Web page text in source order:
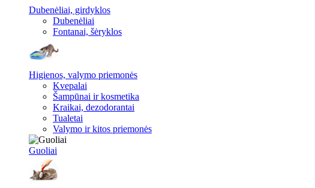
Dubenėliai, girdyklos
Dubenėliai
Fontanai, šėryklos
Higienos, valymo priemonės
Kvepalai
Šampūnai ir kosmetika
Kraikai, dezodorantai
Tualetai
Valymo ir kitos priemonės
Guoliai